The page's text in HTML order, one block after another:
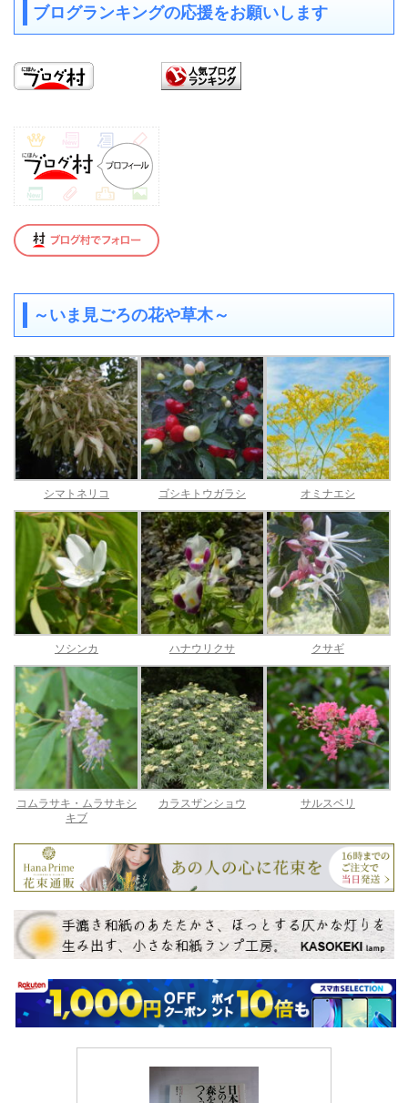
ブログランキングの応援をお願いします
～いま見ごろの花や草木～
シマトネリコ ゴシキトウガラシ オミナエシ
ソシンカ ハナウリクサ クサギ
コムラサキ・ムラサキシ
キブ
カラスザンショウ サルスベリ